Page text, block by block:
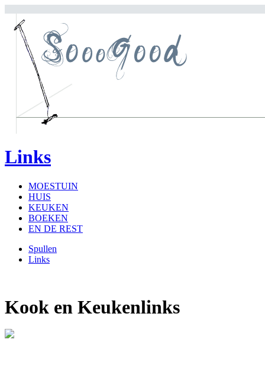
Links
MOESTUIN
HUIS
KEUKEN
BOEKEN
EN DE REST
Spullen
Links
Kook en Keukenlinks